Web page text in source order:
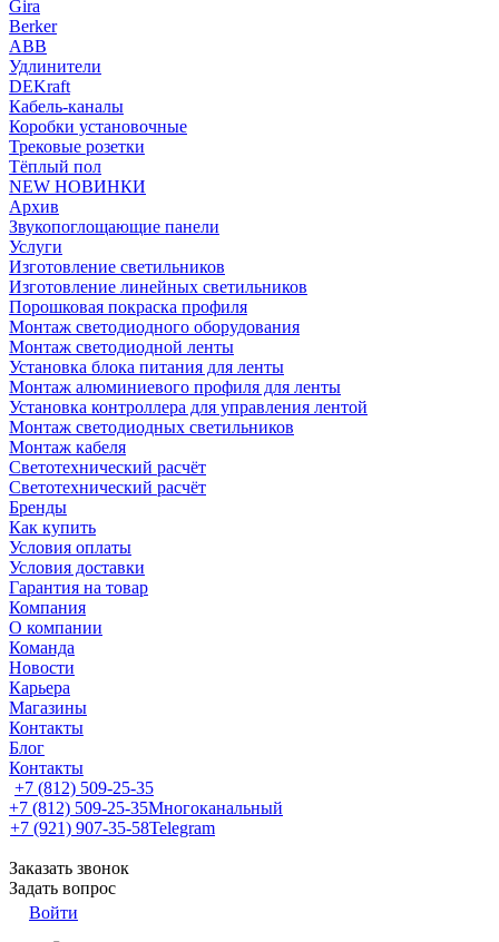
Gira
Berker
ABB
Удлинители
DEKraft
Кабель-каналы
Коробки установочные
Трековые розетки
Тёплый пол
NEW НОВИНКИ
Архив
Звукопоглощающие панели
Услуги
Изготовление светильников
Изготовление линейных светильников
Порошковая покраска профиля
Монтаж светодиодного оборудования
Монтаж светодиодной ленты
Установка блока питания для ленты
Монтаж алюминиевого профиля для ленты
Установка контроллера для управления лентой
Монтаж светодиодных светильников
Монтаж кабеля
Светотехнический расчёт
Светотехнический расчёт
Бренды
Как купить
Условия оплаты
Условия доставки
Гарантия на товар
Компания
О компании
Команда
Новости
Карьера
Магазины
Контакты
Блог
Контакты
+7 (812) 509-25-35
+7 (812) 509-25-35Многоканальный
+7 (921) 907-35-58Telegram
Заказать звонок
Задать вопрос
Войти